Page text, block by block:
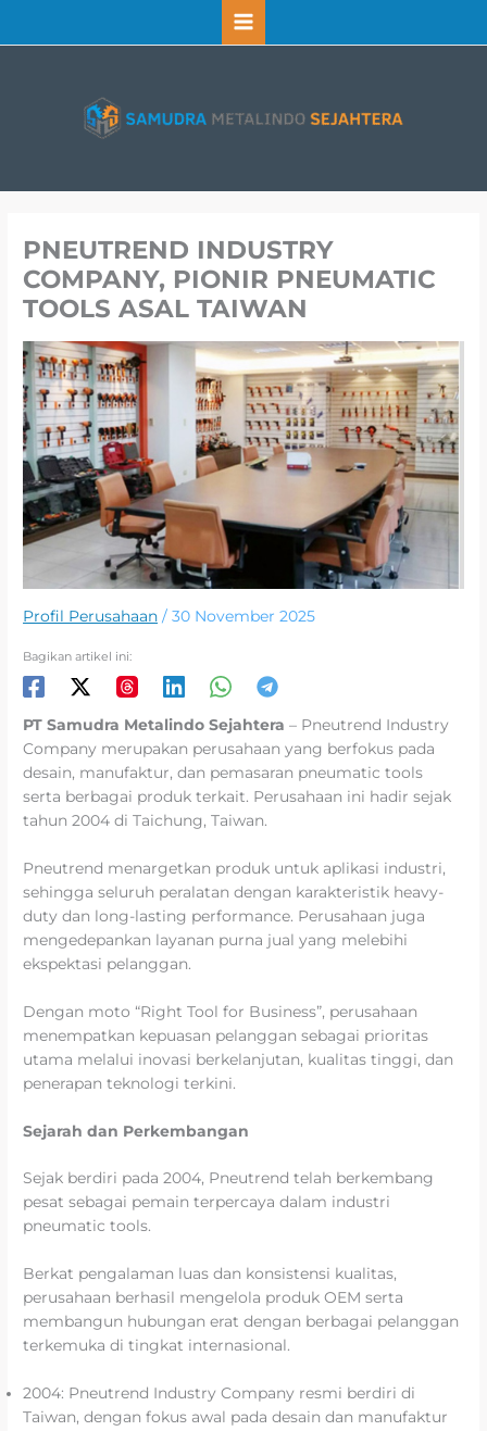
PNEUTREND INDUSTRY
COMPANY, PIONIR PNEUMATIC
TOOLS ASAL TAIWAN
Profil Perusahaan /30 November 2025
Bagikan artikel ini:
PT Samudra Metalindo Sejahtera – Pneutrend Industry
Company merupakan perusahaan yang berfokus pada
desain, manufaktur, dan pemasaran pneumatic tools
serta berbagai produk terkait. Perusahaan ini hadir sejak
tahun 2004 di Taichung, Taiwan.
Pneutrend menargetkan produk untuk aplikasi industri,
sehingga seluruh peralatan dengan karakteristik heavy-
duty dan long-lasting performance. Perusahaan juga
mengedepankan layanan purna jual yang melebihi
ekspektasi pelanggan.
Dengan moto “Right Tool for Business”, perusahaan
menempatkan kepuasan pelanggan sebagai prioritas
utama melalui inovasi berkelanjutan, kualitas tinggi, dan
penerapan teknologi terkini.
Sejarah dan Perkembangan
Sejak berdiri pada 2004, Pneutrend telah berkembang
pesat sebagai pemain terpercaya dalam industri
pneumatic tools.
Berkat pengalaman luas dan konsistensi kualitas,
perusahaan berhasil mengelola produk OEM serta
membangun hubungan erat dengan berbagai pelanggan
terkemuka di tingkat internasional.
2004: Pneutrend Industry Company resmi berdiri di
Taiwan, dengan fokus awal pada desain dan manufaktur